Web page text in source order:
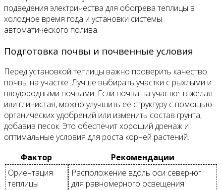
подведения электричества для обогрева теплицы в
холодное время года и установки системы
автоматического полива.
Подготовка почвы и почвенные условия
Перед установкой теплицы важно проверить качество
почвы на участке. Лучше выбирать участки с рыхлыми и
плодородными почвами. Если почва на участке тяжелая
или глинистая, можно улучшить ее структуру с помощью
органических удобрений или изменить состав грунта,
добавив песок. Это обеспечит хороший дренаж и
оптимальные условия для роста корней растений.
Фактор
Рекомендации
Ориентация
теплицы
Расположение вдоль оси север-юг
для равномерного освещения